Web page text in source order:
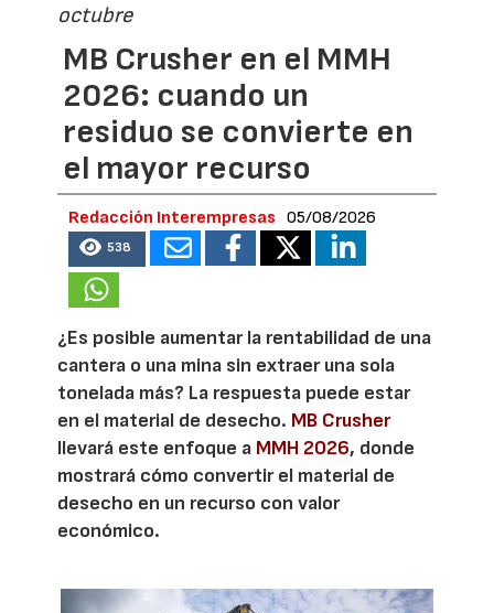
octubre
MB Crusher en el MMH
2026: cuando un
residuo se convierte en
el mayor recurso
Redacción Interempresas 05/08/2026
538
¿Es posible aumentar la rentabilidad de una
cantera o una mina sin extraer una sola
tonelada más? La respuesta puede estar
en el material de desecho. MB Crusher
llevará este enfoque a MMH 2026, donde
mostrará cómo convertir el material de
desecho en un recurso con valor
económico.